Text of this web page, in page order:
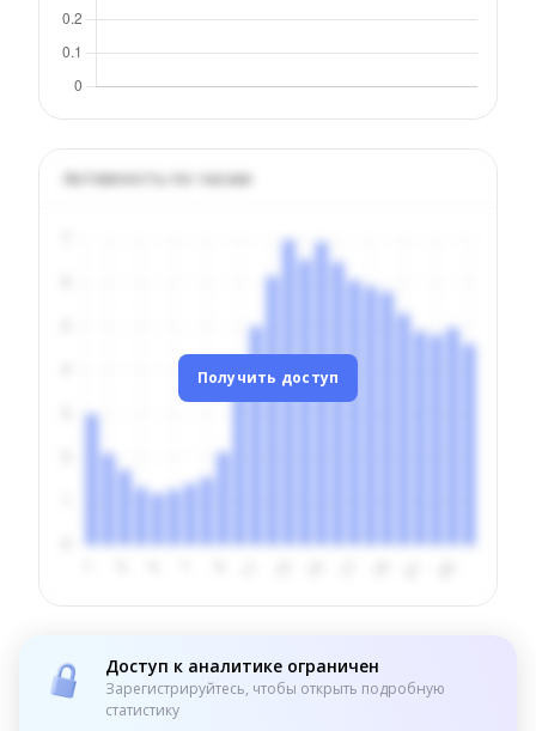
Активность по часам
Получить доступ
Доступ к аналитике ограничен
Зарегистрируйтесь, чтобы открыть подробную
статистику